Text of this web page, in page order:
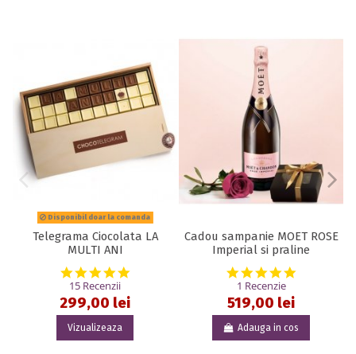
Disponibil doar la comanda
Telegrama Ciocolata LA
MULTI ANI
5.0 star rating
15 Recenzii
299,00 lei
Vizualizeaza
Cadou sampanie MOET ROSE
Imperial si praline
5.0 star
1 Recenzie
519,00 lei
Adauga in cos